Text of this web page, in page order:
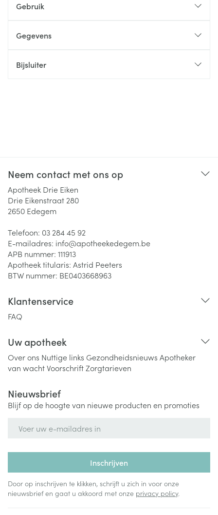
Gebruik
Gegevens
Bijsluiter
Neem contact met ons op
Apotheek Drie Eiken
Drie Eikenstraat 280
2650 Edegem
Telefoon: 03 284 45 92
E-mailadres: info@apotheekedegem.be
APB nummer: 111913
Apotheek titularis: Astrid Peeters
BTW nummer: BE0403668963
Klantenservice
FAQ
Uw apotheek
Over ons Nuttige links Gezondheidsnieuws Apotheker
van wachtVoorschriftZorgtarieven
Nieuwsbrief
Blijf op de hoogte van nieuwe producten en promoties
Inschrijven
Door op inschrijven te klikken, schrijft u zich in voor onze
nieuwsbrief en gaat u akkoord met onze privacy policy.